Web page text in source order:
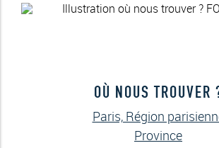
OÙ NOUS TROUVER
Paris, Région
Province